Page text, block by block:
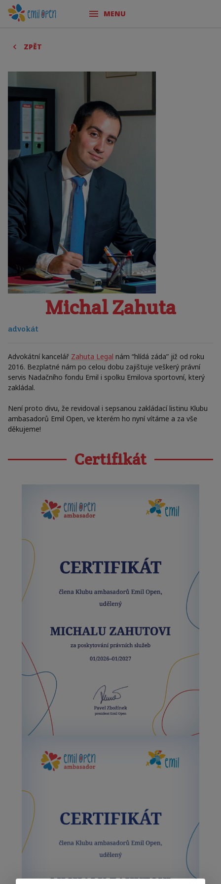
MENU
ZPĚT
Michal Zahuta
advokát
Advokátní kancelář Zahuta Legal nám “hlídá záda” již od roku
2016. Bezplatné nám po celou dobu zajištuje veškerý právní
servis Nadačního fondu Emil i spolku Emilova sportovní, který
zakládal.
Není proto divu, že revidoval i sepsanou zakládací listinu Klubu
ambasadorů Emil Open, ve kterém ho nyní vítáme a za vše
děkujeme!
Certifikát